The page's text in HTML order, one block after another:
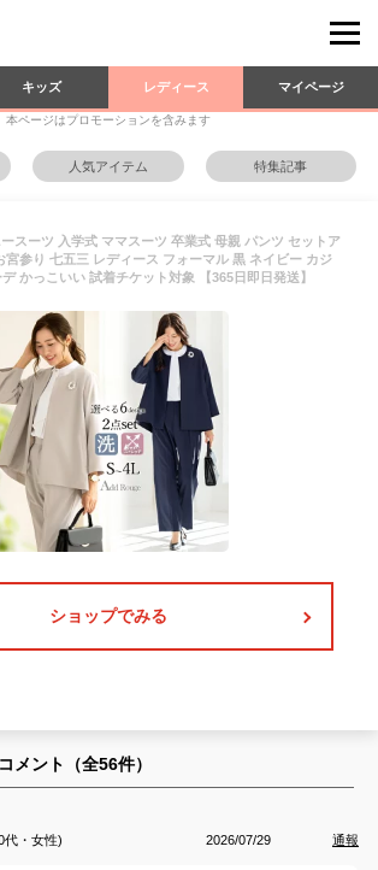
キッズ レディース マイページ
本ページはプロモーションを含みます
人気アイテム 特集記事
スーツ 入学式 ママスーツ 卒業式 母親 パンツ セットア
宮参り 七五三 レディース フォーマル 黒 ネイビー カジ
かっこいい 試着チケット対象 【365日即日発送】
ショップでみる
メント（全56件）
代・女性) 2026/07/29 通報